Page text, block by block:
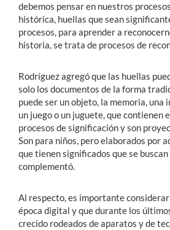
debemos pensar en nuestros
histórica, huellas que sean
procesos, para aprender a
historia, se trata de procesos de
Rodríguez agregó que las huellas
solo los documentos de la forma
puede ser un objeto, la memoria, una
un juego o un juguete, que contienen
procesos de significación y son
Son para niños, pero elaborados por
que tienen significados que se buscan
complementó.
Al respecto, es importante
época digital y que durante los
crecido rodeados de aparatos y de